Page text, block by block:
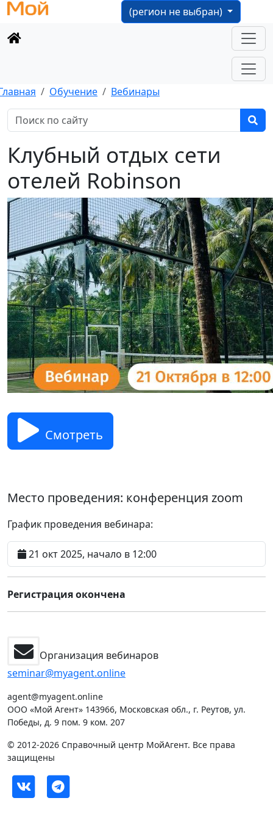
(регион не выбран)
Обучение Вебинары
Клубный отдых сети
отелей Robinson
Смотреть
Место проведения: конференция zoom
График проведения вебинара:
21 окт 2025, начало в 12:00
Регистрация окончена
Организация вебинаров
seminar@myagent.online
agent@myagent.online
ООО «Мой Агент» 143966, Московская обл., г. Реутов, ул.
Победы, д. 9 пом. 9 ком. 207
© 2012-2026 Справочный центр МойАгент. Все права
защищены